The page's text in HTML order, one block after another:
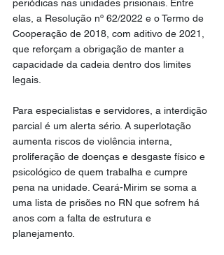
periódicas nas unidades prisionais. Entre
elas, a Resolução nº 62/2022 e o Termo de
Cooperação de 2018, com aditivo de 2021,
que reforçam a obrigação de manter a
capacidade da cadeia dentro dos limites
legais.
Para especialistas e servidores, a interdição
parcial é um alerta sério. A superlotação
aumenta riscos de violência interna,
proliferação de doenças e desgaste físico e
psicológico de quem trabalha e cumpre
pena na unidade. Ceará-Mirim se soma a
uma lista de prisões no RN que sofrem há
anos com a falta de estrutura e
planejamento.